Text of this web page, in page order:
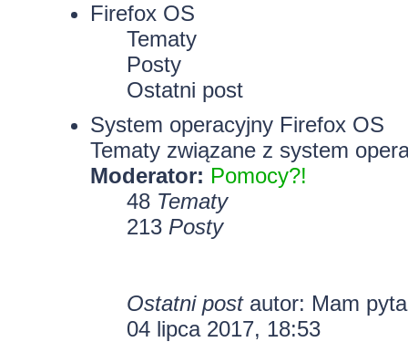
Firefox OS
Tematy
Posty
Ostatni post
System operacyjny Firefox OS
Tematy związane z system
Moderator: Pomocy?!
48 Tematy
213 Posty
Ostatni postautor: Mam
04 lipca 2017, 18:53